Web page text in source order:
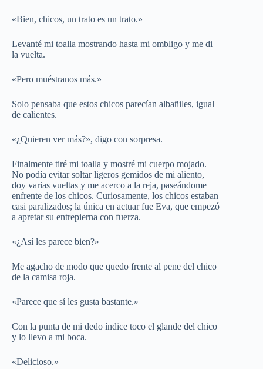
«Bien, chicos, un trato es un trato.»
Levanté mi toalla mostrando hasta mi ombligo y me di
la vuelta.
«Pero muéstranos más.»
Solo pensaba que estos chicos parecían albañiles, igual
de calientes.
«¿Quieren ver más?», digo con sorpresa.
Finalmente tiré mi toalla y mostré mi cuerpo mojado.
No podía evitar soltar ligeros gemidos de mi aliento,
doy varias vueltas y me acerco a la reja, paseándome
enfrente de los chicos. Curiosamente, los chicos estaban
casi paralizados; la única en actuar fue Eva, que empezó
a apretar su entrepierna con fuerza.
«¿Así les parece bien?»
Me agacho de modo que quedo frente al pene del chico
de la camisa roja.
«Parece que sí les gusta bastante.»
Con la punta de mi dedo índice toco el glande del chico
y lo llevo a mi boca.
«Delicioso.»